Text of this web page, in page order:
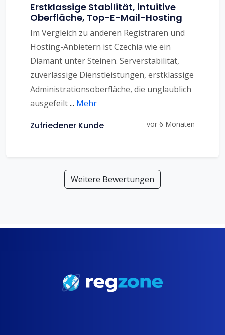
Erstklassige Stabilität, intuitive
Oberfläche, Top-E-Mail-Hosting
Im Vergleich zu anderen Registraren und
Hosting-Anbietern ist Czechia wie ein
Diamant unter Steinen. Serverstabilität,
zuverlässige Dienstleistungen, erstklassige
Administrationsoberfläche, die unglaublich
ausgefeilt... Mehr
Zufriedener Kunde vor 6 Monaten
Weitere Bewertungen